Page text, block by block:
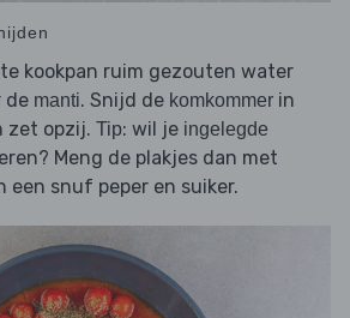
kookpan ruim gezouten water
de manti. Snijd de komkommer in
zet opzij. Tip: wil je ingelegde
Meng de plakjes dan met
een snuf peper en suiker.